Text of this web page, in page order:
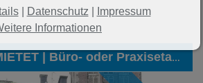
BEREITS VERMIETET | Büro- oder Praxisetage in bevorzugter Lage am Eschweiler Markt
| Datenschutz
Impressum
Informationen